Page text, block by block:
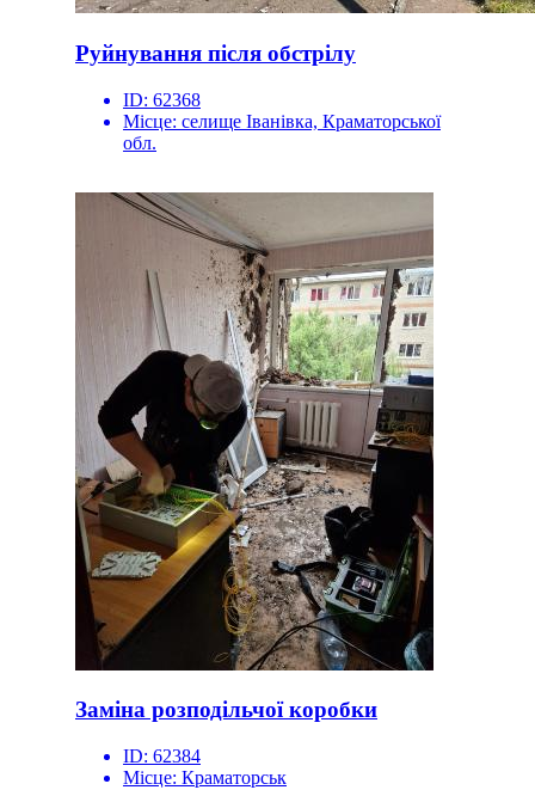
Руйнування після обстрілу
ID: 62368
Місце: селище Іванівка, Краматорської
обл.
Заміна розподільчої коробки
ID: 62384
Місце: Краматорськ